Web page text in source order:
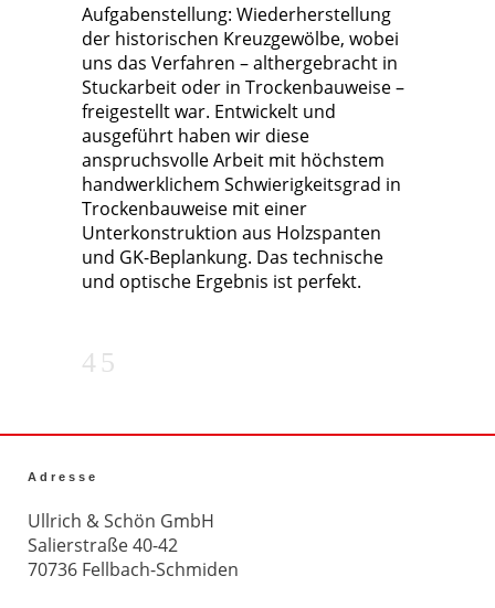
Aufgabenstellung: Wiederherstellung
der historischen Kreuzgewölbe, wobei
uns das Verfahren – althergebracht in
Stuckarbeit oder in Trockenbauweise –
freigestellt war. Entwickelt und
ausgeführt haben wir diese
anspruchsvolle Arbeit mit höchstem
handwerklichem Schwierigkeitsgrad in
Trockenbauweise mit einer
Unterkonstruktion aus Holzspanten
und GK-Beplankung. Das technische
und optische Ergebnis ist perfekt.
Adresse
Ullrich & Schön GmbH
Salierstraße 40-42
70736 Fellbach-Schmiden